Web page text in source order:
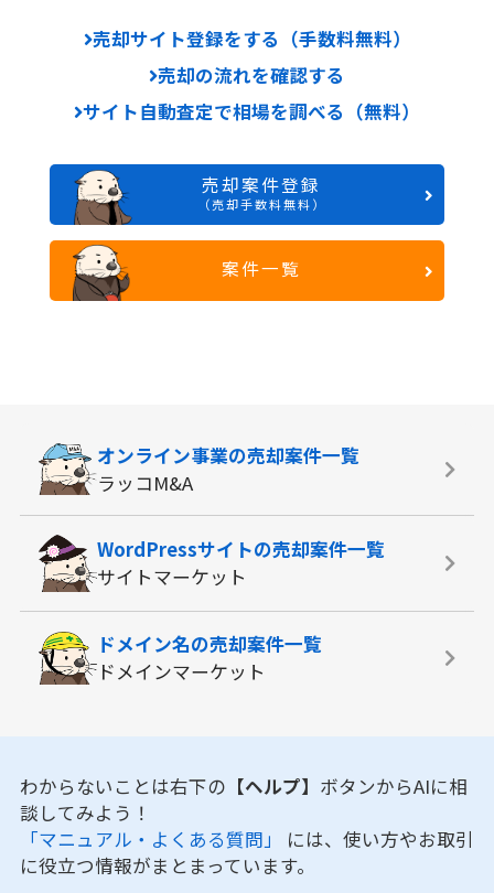
売却サイト登録をする（手数料無料）
売却の流れを確認する
サイト自動査定で相場を調べる（無料）
売却案件登録
（売却手数料無料）
案件一覧
オンライン事業の売却案件一覧
ラッコM&A
WordPressサイトの売却案件一覧
サイトマーケット
ドメイン名の売却案件一覧
ドメインマーケット
わからないことは右下の 【ヘルプ】 ボタンからAIに相
談してみよう！
「マニュアル・よくある質問」 には、使い方やお取引
に役立つ情報がまとまっています。